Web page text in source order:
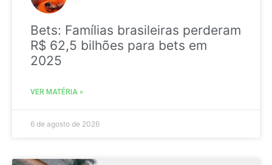
Bets: Famílias brasileiras perderam
R$ 62,5 bilhões para bets em
2025
VER MATÉRIA »
6 de agosto de 2026